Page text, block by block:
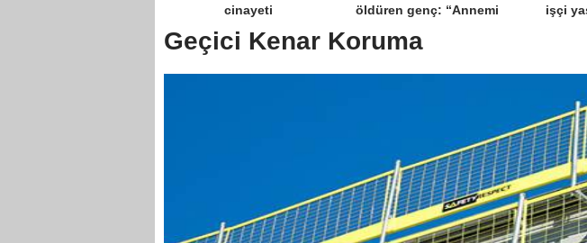
cinayeti
öldüren genç: “Annemi
hareket ettim”
işçi
Geçici Kenar Koruma